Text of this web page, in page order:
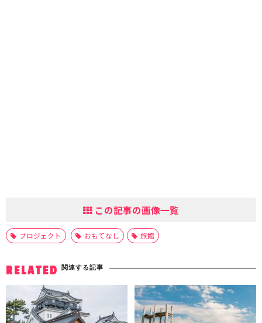
この記事の画像一覧
プロジェクト おもてなし 旅館
RELATED 関連する記事